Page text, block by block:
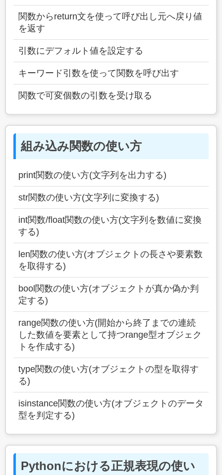
関数からreturn文を使って呼び出し元へ戻り値
を返す
引数にデフォルト値を設定する
キーワード引数を使って関数を呼び出す
関数で可変個数の引数を受け取る
組み込み関数の使い方
print関数の使い方(文字列を出力する)
str関数の使い方(文字列に変換する)
int関数/float関数の使い方(文字列を数値に変換
する)
len関数の使い方(オブジェクトの長さや要素数
を取得する)
bool関数の使い方(オブジェクトが真か偽か判
定する)
range関数の使い方(開始から終了までの連続
した数値を要素として持つrange型オブジェク
トを作成する)
type関数の使い方(オブジェクトの型を取得す
る)
isinstance関数の使い方(オブジェクトのデータ
型を判定する)
Pythonにおける正規表現の使い